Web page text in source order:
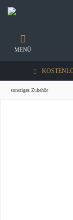
MENÜ
sonstiges Zubehör